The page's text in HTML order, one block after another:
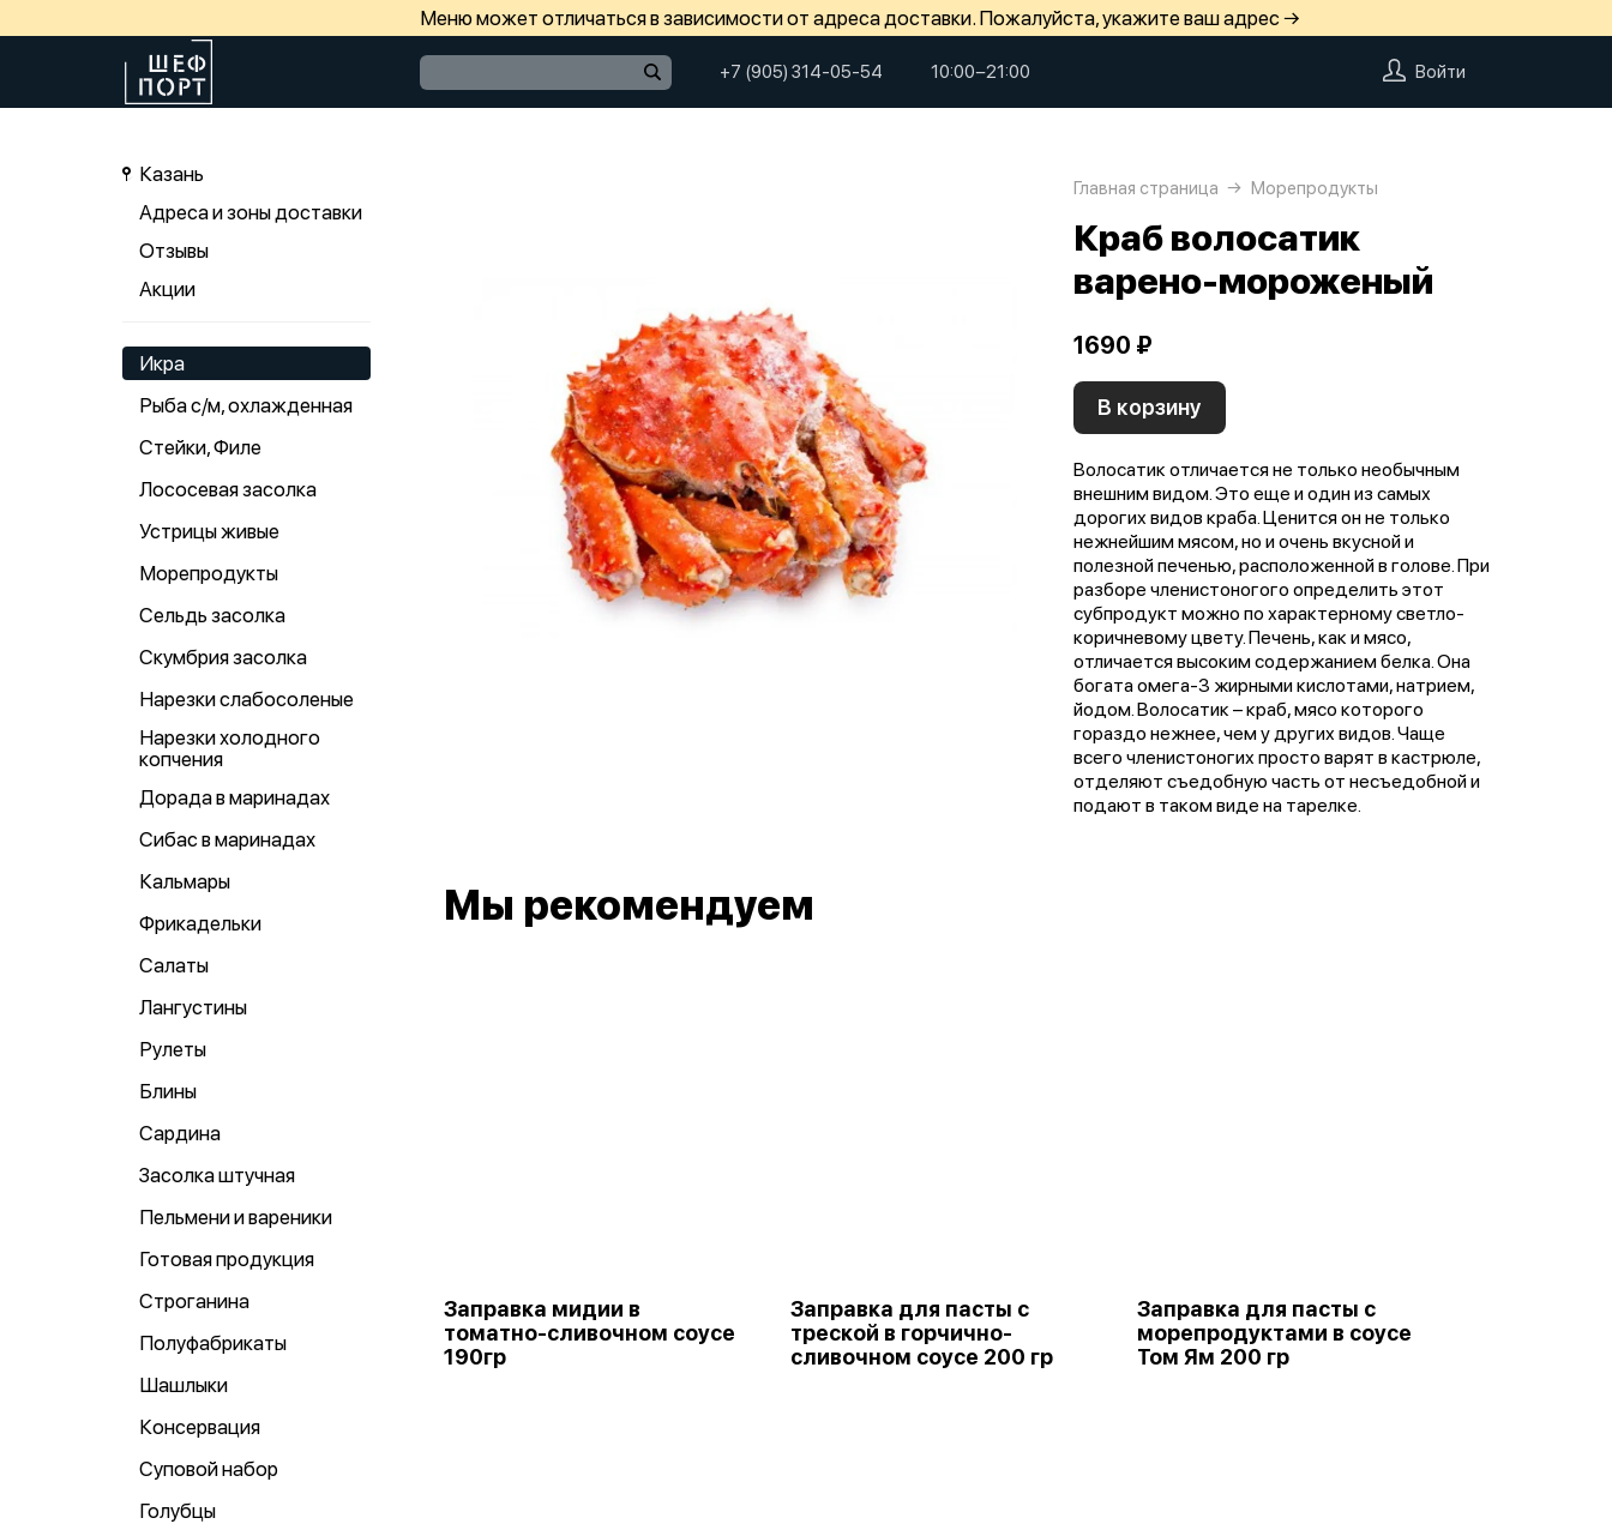
Меню может отличаться в зависимости от адреса доставки. Пожалуйста, укажите ваш адрес →
+7 (905) 314-05-54 10:00−21:00 Войти
Казань
Адреса и зоны доставки
Отзывы
Акции
Икра
Рыба с/м, охлажденная
Стейки, Филе
Лососевая засолка
Устрицы живые
Морепродукты
Сельдь засолка
Скумбрия засолка
Нарезки слабосоленые
Нарезки холодного
копчения
Дорада в маринадах
Сибас в маринадах
Кальмары
Фрикадельки
Салаты
Лангустины
Рулеты
Блины
Сардина
Засолка штучная
Пельмени и вареники
Готовая продукция
Строганина
Полуфабрикаты
Шашлыки
Консервация
Суповой набор
Голубцы
Главная страница Морепродукты
Краб волосатик
варено-мороженый
1690 ₽
В корзину
Волосатик отличается не только необычным
внешним видом. Это еще и один из самых
дорогих видов краба. Ценится он не только
нежнейшим мясом, но и очень вкусной и
полезной печенью, расположенной в голове. При
разборе членистоногого определить этот
субпродукт можно по характерному светло-
коричневому цвету. Печень, как и мясо,
отличается высоким содержанием белка. Она
богата омега-3 жирными кислотами, натрием,
йодом. Волосатик – краб, мясо которого
гораздо нежнее, чем у других видов. Чаще
всего членистоногих просто варят в кастрюле,
отделяют съедобную часть от несъедобной и
подают в таком виде на тарелке.
Мы рекомендуем
Заправка мидии в
томатно-сливочном соусе
190гр
Заправка для пасты с
треской в горчично-
сливочном соусе 200 гр
Заправка для пасты с
морепродуктами в соусе
Том Ям 200 гр